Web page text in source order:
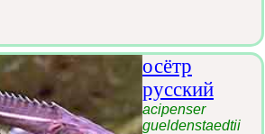
осётр
русский
acipenser
gueldenstaedtii